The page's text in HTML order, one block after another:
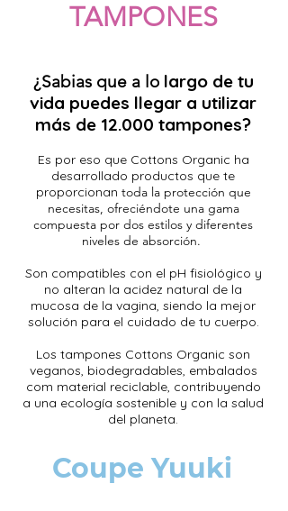
TAMPONES
¿Sabias que a lo largo de tu
vida puedes llegar a utilizar
más de 12.000 tampones?
Es por eso que Cottons Organic ha
desarrollado productos que te
proporcionan toda la protección que
necesitas, ofreciéndote una gama
compuesta por dos estilos y diferentes
niveles de absorción.
Son compatibles con el pH fisiológico y
no alteran la acidez natural de la
mucosa de la vagina, siendo la mejor
solución para el cuidado de tu cuerpo.
Los tampones Cottons Organic son
veganos, biodegradables, embalados
com material reciclable, contribuyendo
a una ecología sostenible y con la salud
del planeta.
Coupe Yuuki